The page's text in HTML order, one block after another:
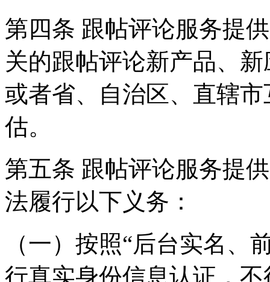
第四条 跟帖评论服务提
关的跟帖评论新产品、
或者省、自治区、直辖
估。
第五条 跟帖评论服务提
法履行以下义务：
（一）按照“后台实名、
行真实身份信息认证，